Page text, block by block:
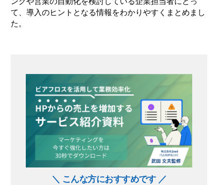
て、導入のヒントとなる情報をわかりやすくまとめまし
た。
＼ こんな方におすすめです ／